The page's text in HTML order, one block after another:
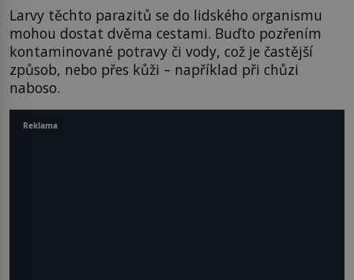
Larvy těchto parazitů se do lidského organismu
mohou dostat dvěma cestami. Buďto pozřením
kontaminované potravy či vody, což je častější
způsob, nebo přes kůži – například při chůzi
naboso.
Reklama